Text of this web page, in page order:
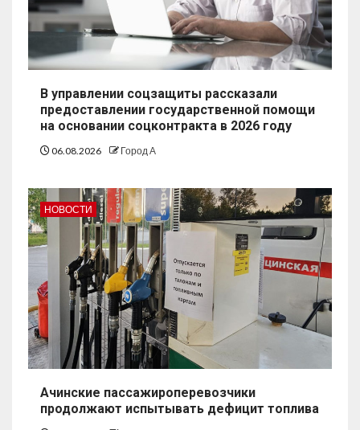
В управлении соцзащиты рассказали
предоставлении государственной помощи
на основании соцконтракта в 2026 году
06.08.2026 Город А
НОВОСТИ
Ачинские пассажироперевозчики
продолжают испытывать дефицит топлива